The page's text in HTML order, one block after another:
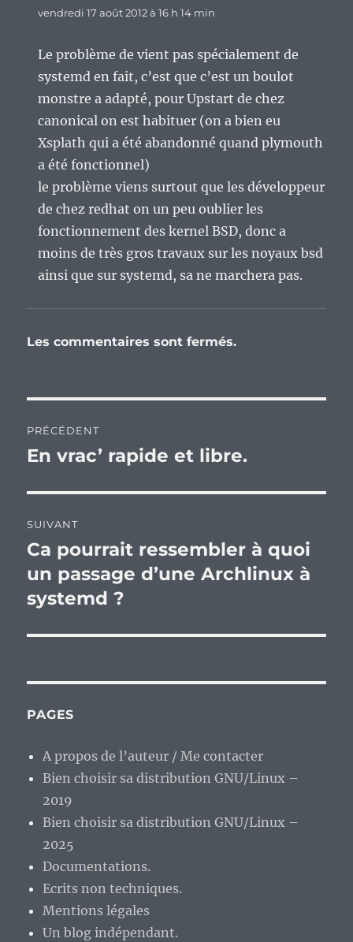
vendredi 17 août 2012 à 16 h 14 min
Le problème de vient pas spécialement de
systemd en fait, c’est que c’est un boulot
monstre a adapté, pour Upstart de chez
canonical on est habituer (on a bien eu
Xsplath qui a été abandonné quand plymouth
a été fonctionnel)
le problème viens surtout que les développeur
de chez redhat on un peu oublier les
fonctionnement des kernel BSD, donc a
moins de très gros travaux sur les noyaux bsd
ainsi que sur systemd, sa ne marchera pas.
Les commentaires sont fermés.
de
PRÉCÉDENT
Publication
En vrac’ rapide et libre.
SUIVANT
Publication
suivante :
Ca pourrait ressembler à quoi
un passage d’une Archlinux à
systemd ?
PAGES
A propos de l’auteur / Me contacter
Bien choisir sa distribution GNU/Linux –
2019
Bien choisir sa distribution GNU/Linux –
2025
Documentations.
Ecrits non techniques.
Mentions légales
Un blog indépendant.